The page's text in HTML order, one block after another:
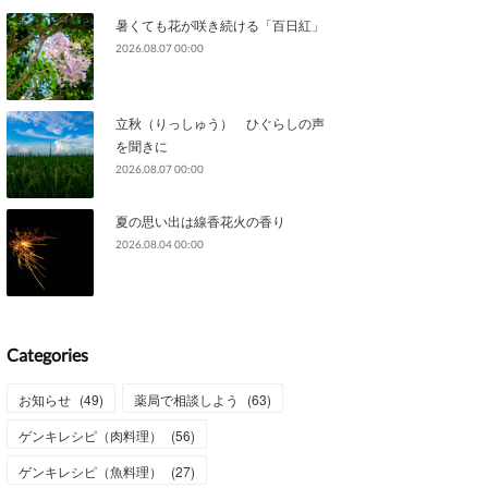
暑くても花が咲き続ける「百日紅」
2026.08.07 00:00
立秋（りっしゅう） ひぐらしの声
を聞きに
2026.08.07 00:00
夏の思い出は線香花火の香り
2026.08.04 00:00
Categories
お知らせ (49) 薬局で相談しよう (63)
ゲンキレシピ（肉料理）
(56)
ゲンキレシピ（魚料理）
(27)